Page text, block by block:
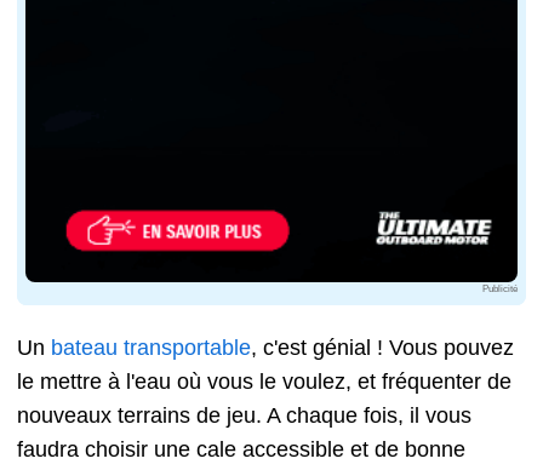
Publicité
Un bateau transportable, c'est génial ! Vous pouvez
le mettre à l'eau où vous le voulez, et fréquenter de
nouveaux terrains de jeu. A chaque fois, il vous
faudra choisir une cale accessible et de bonne